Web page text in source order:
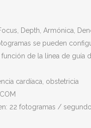
Depth, Armónica,
se pueden
de la línea de
cardíaca, obstetricia
22 fotogramas /